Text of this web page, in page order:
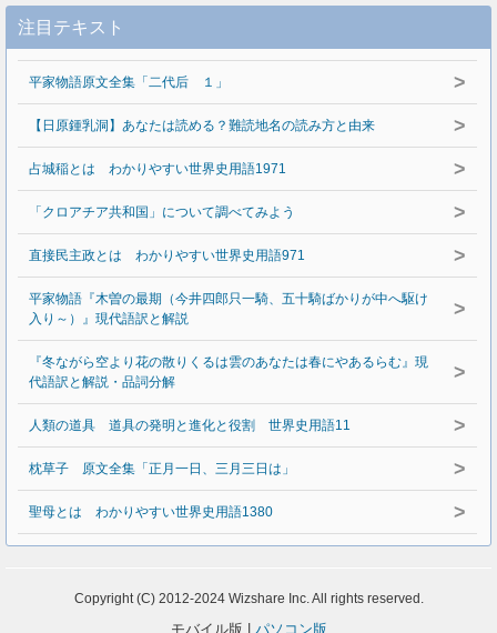
注目テキスト
平家物語原文全集「二代后 １」 >
【日原鍾乳洞】あなたは読める？難読地名の読み方と由来 >
占城稲とは わかりやすい世界史用語1971 >
「クロアチア共和国」について調べてみよう >
直接民主政とは わかりやすい世界史用語971 >
平家物語『木曽の最期（今井四郎只一騎、五十騎ばかりが中へ駆け
入り～）』現代語訳と解説
>
『冬ながら空より花の散りくるは雲のあなたは春にやあるらむ』現
代語訳と解説・品詞分解
>
人類の道具 道具の発明と進化と役割 世界史用語11 >
枕草子 原文全集「正月一日、三月三日は」 >
聖母とは わかりやすい世界史用語1380 >
Copyright (C) 2012-2024 Wizshare Inc. All rights reserved.
モバイル版 | パソコン版